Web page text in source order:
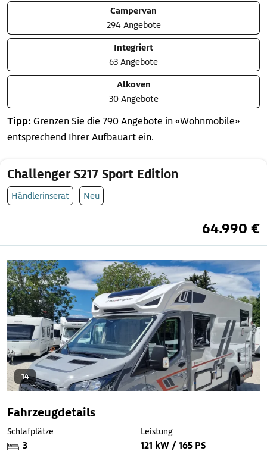
Campervan
294 Angebote
Integriert
63 Angebote
Alkoven
30 Angebote
Tipp: Grenzen Sie die 790 Angebote in «Wohnmobile»
entsprechend Ihrer Aufbauart ein.
Challenger S217 Sport Edition
Händlerinserat Neu
64.990 €
14
Fahrzeugdetails
Schlafplätze
3
Leistung
121 kW / 165 PS